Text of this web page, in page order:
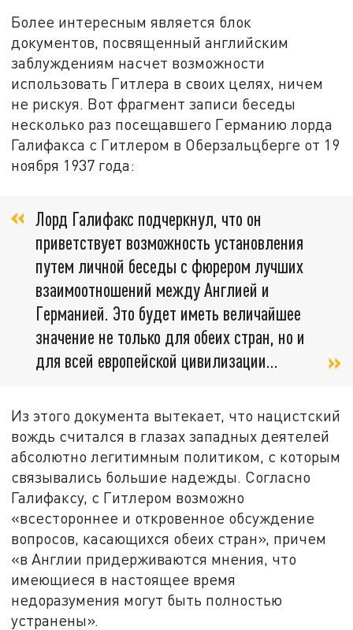
Более интересным является блок
документов, посвященный английским
заблуждениям насчет возможности
использовать Гитлера в своих целях, ничем
не рискуя. Вот фрагмент записи беседы
несколько раз посещавшего Германию лорда
Галифакса с Гитлером в Оберзальцберге от 19
ноября 1937 года:
Лорд Галифакс подчеркнул, что он
приветствует возможность установления
путем личной беседы с фюрером лучших
взаимоотношений между Англией и
Германией. Это будет иметь величайшее
значение не только для обеих стран, но и
для всей европейской цивилизации...
Из этого документа вытекает, что нацистский
вождь считался в глазах западных деятелей
абсолютно легитимным политиком, с которым
связывались большие надежды. Согласно
Галифаксу, с Гитлером возможно
«всестороннее и откровенное обсуждение
вопросов, касающихся обеих стран», причем
«в Англии придерживаются мнения, что
имеющиеся в настоящее время
недоразумения могут быть полностью
устранены».